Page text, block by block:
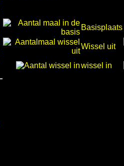
Basisplaats
Wissel uit
wissel in